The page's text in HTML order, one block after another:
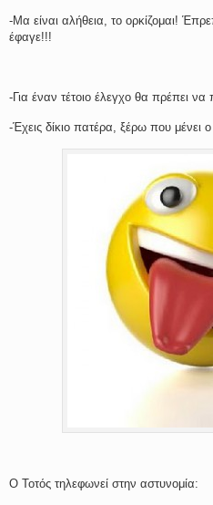
-Μα είναι αλήθεια, το ορκίζομαι!
έφαγε!!!
-Για έναν τέτοιο έλεγχο θα πρέπει
-Έχεις δίκιο πατέρα, ξέρω που μένει
Ο Τοτός τηλεφωνεί στην αστυνομία: